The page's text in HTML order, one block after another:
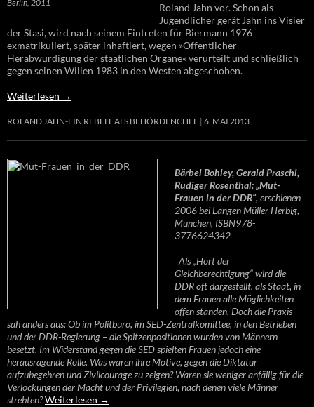
Berlin, 2011
Roland Jahn vor. Schon als
Jugendlicher gerät Jahn ins Visier
der Stasi, wird nach seinem Eintreten für Biermann 1976
exmatrikuliert, später inhaftiert, wegen »Öffentlicher
Herabwürdigung der staatlichen Organe« verurteilt und schließlich
gegen seinen Willen 1983 in den Westen abgeschoben.
Weiterlesen →
ROLAND JAHN-EIN REBELL ALS BEHÖRDENCHEF 6. MAI 2013
Bärbel Bohley, Gerald Praschl,
Rüdiger Rosenthal: „Mut-
Frauen in der DDR“,erschienen
2006 bei Langen Müller Herbig,
München, ISBN978-
3776624342
Als „Hort der
Gleichberechtigung“ wird die
DDR oft dargestellt, als Staat, in
dem Frauen alle Möglichkeiten
offen standen. Doch die Praxis
sah anders aus: Ob im Politbüro, im SED-Zentralkomittee, in den Betrieben
und der DDR-Regierung – die Spitzenpositionen wurden von Männern
besetzt. Im Widerstand gegen die SED spielten Frauen jedoch eine
herausragende Rolle. Was waren ihre Motive, gegen die Diktatur
aufzubegehren und Zivilcourage zu zeigen? Waren sie weniger anfällig für die
Verlockungen der Macht und der Privilegien, nach denen viele Männer
strebten?Weiterlesen →